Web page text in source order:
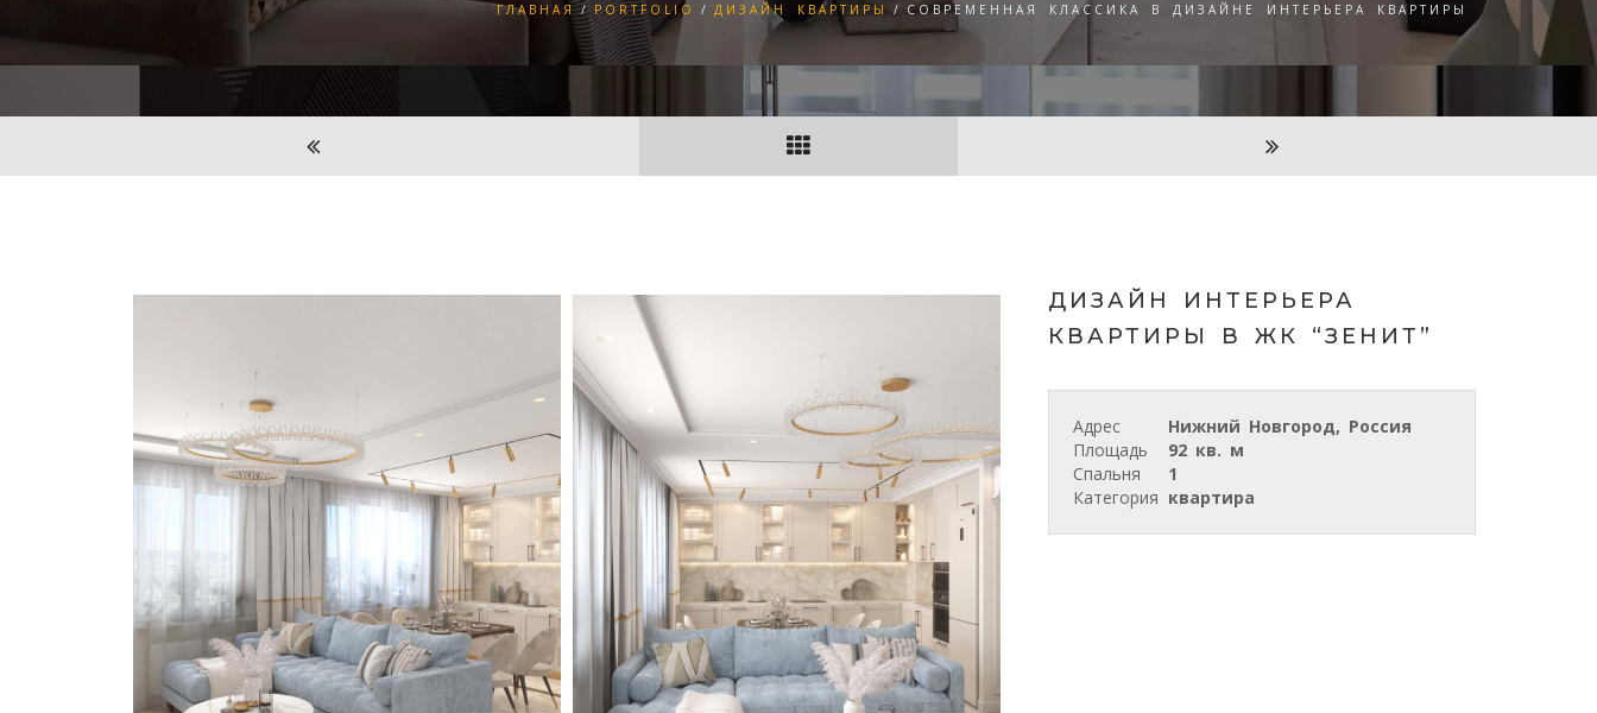
ГЛАВНАЯ PORTFOLIO ДИЗАЙН КВАРТИРЫ СОВРЕМЕННАЯ КЛАССИКА В ДИЗАЙНЕ ИНТЕРЬЕРА КВАРТИРЫ
ДИЗАЙН ИНТЕРЬЕРА
КВАРТИРЫ В ЖК “ЗЕНИТ”
Адрес
Нижний Новгород, Россия
Площадь
92 кв. м
Спальня
1
Категория квартира